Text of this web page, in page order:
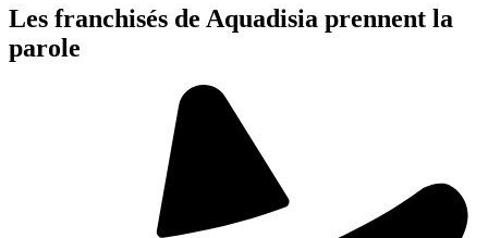
Les franchisés de Aquadisia prennent la
parole